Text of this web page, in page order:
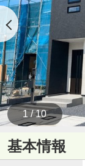
1 / 10
基本情報